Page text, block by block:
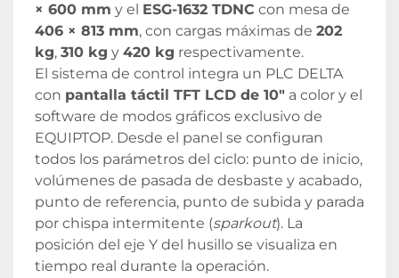
× 600 mm y el ESG-1632 TDNC
406 × 813 mm, con cargas máximas de 202
kg, 310 kg y 420 kg respectivamente.
El sistema de control integra un PLC DELTA
con pantalla táctil TFT LCD de 10" a color y el
software de modos gráficos exclusivo de
EQUIPTOP. Desde el panel se configuran
todos los parámetros del ciclo: punto de inicio,
volúmenes de pasada de desbaste y acabado,
punto de referencia, punto de subida y parada
por chispa intermitente (sparkout). La
posición del eje Y del husillo se visualiza en
tiempo real durante la operación.